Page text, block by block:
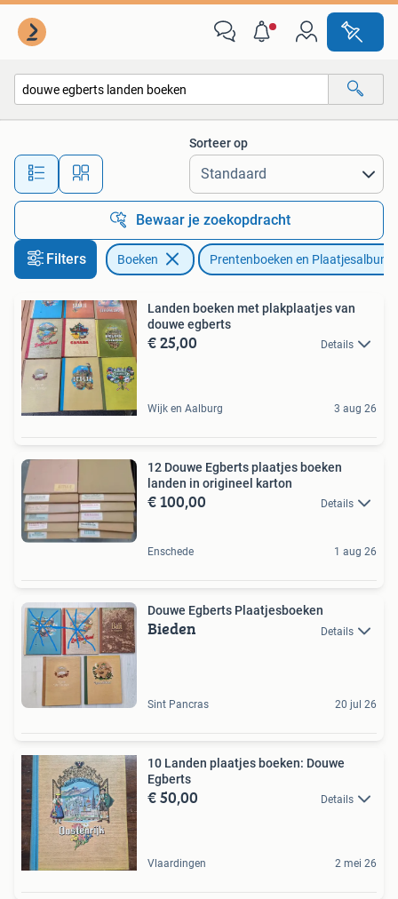
Alle afstanden…
Sorteer op
Bewaar je zoekopdracht
Filters Boeken Prentenboeken en Plaatjesalbums
Landen boeken met plakplaatjes van
douwe egberts
€ 25,00 Details
Wijk en Aalburg 3 aug 26
12 Douwe Egberts plaatjes boeken
landen in origineel karton
€ 100,00 Details
Enschede 1 aug 26
Douwe Egberts Plaatjesboeken
Bieden Details
Sint Pancras 20 jul 26
10 Landen plaatjes boeken: Douwe
Egberts
€ 50,00 Details
Vlaardingen 2 mei 26